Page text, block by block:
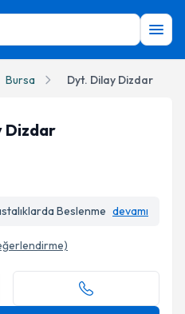
Bursa Dyt. Dilay Dizdar
Dizdar
Beslenme devamı